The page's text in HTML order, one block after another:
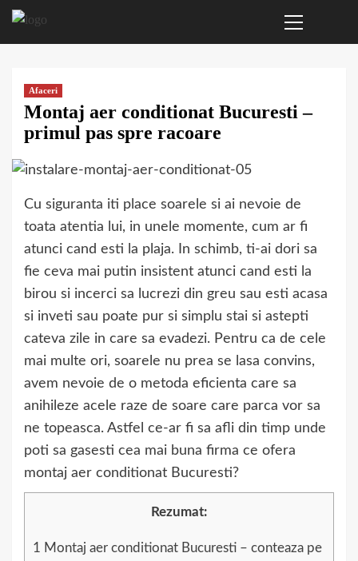
Sari
Menu
Afaceri
Montaj aer conditionat Bucuresti –
primul pas spre racoare
Cu siguranta iti place soarele si ai nevoie de
toata atentia lui, in unele momente, cum ar fi
atunci cand esti la plaja. In schimb, ti-ai dori sa
fie ceva mai putin insistent atunci cand esti la
birou si incerci sa lucrezi din greu sau esti acasa
si inveti sau poate pur si simplu stai si astepti
cateva zile in care sa evadezi. Pentru ca de cele
mai multe ori, soarele nu prea se lasa convins,
avem nevoie de o metoda eficienta care sa
anihileze acele raze de soare care parca vor sa
ne topeasca. Astfel ce-ar fi sa afli din timp unde
poti sa gasesti cea mai buna firma ce ofera
montaj aer conditionat Bucuresti?
Rezumat:
1 Montaj aer conditionat Bucuresti – conteaza pe